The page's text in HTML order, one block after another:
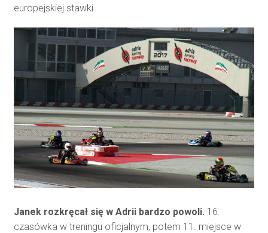
europejskiej stawki.
Janek rozkręcał się w Adrii bardzo powoli. 16.
czasówka w treningu oficjalnym, potem 11. miejsce w